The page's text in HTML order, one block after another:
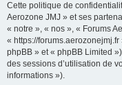
Cette politique de
Aerozone JMJ » et ses
« notre », « nos », « Forums
« https://
phpBB » et « phpBB Limited
des sessions d’utilisation de
informations »).